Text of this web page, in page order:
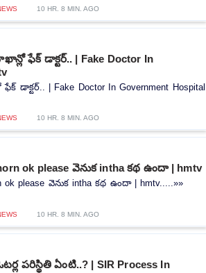
10 HR. 8 MIN. AGO
ఫేక్ డాక్టర్.. | Fake Doctor In
డాక్టర్.. | Fake Doctor In Government Hospital
10 HR. 8 MIN. AGO
ok please వెనుక intha కథ ఉందా | hmtv
please వెనుక intha కథ ఉందా | hmtv.....»»
10 HR. 8 MIN. AGO
పరిస్థితి ఏంటి..? | SIR Process In